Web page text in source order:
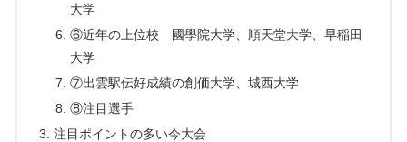
大学
⑥近年の上位校 國學院大学、順天堂大学、早稲田
大学
⑦出雲駅伝好成績の創価大学、城西大学
⑧注目選手
注目ポイントの多い今大会